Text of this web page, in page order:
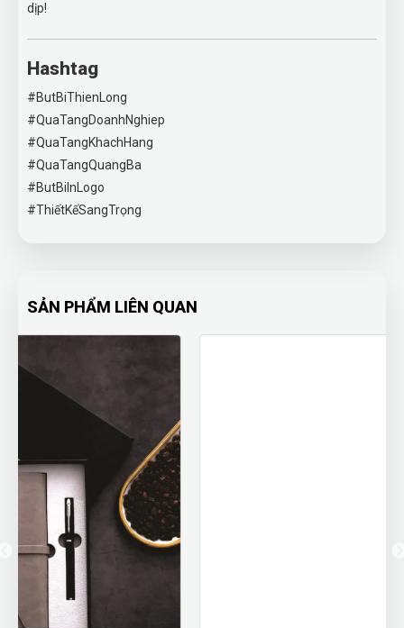
dịp!
Hashtag
#ButBiThienLong
#QuaTangDoanhNghiep
#QuaTangKhachHang
#QuaTangQuangBa
#ButBiInLogo
#ThiếtKếSangTrọng
SẢN PHẨM LIÊN QUAN